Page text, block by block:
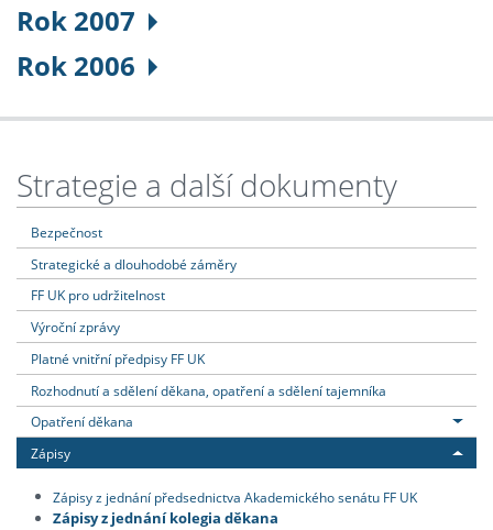
Rok 2007
Rok 2006
Strategie a další dokumenty
Bezpečnost
Strategické a dlouhodobé záměry
FF UK pro udržitelnost
Výroční zprávy
Platné vnitřní předpisy FF UK
Rozhodnutí a sdělení děkana, opatření a sdělení tajemníka
Opatření děkana
Zápisy
Zápisy z jednání předsednictva Akademického senátu FF UK
Zápisy z jednání kolegia děkana